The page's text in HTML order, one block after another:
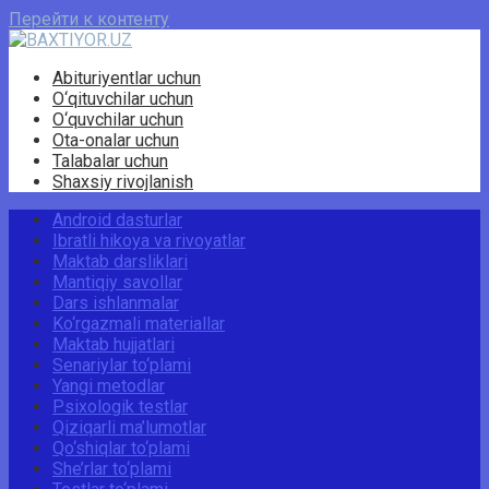
Перейти к контенту
Abituriyentlar uchun
O‘qituvchilar uchun
O‘quvchilar uchun
Ota-onalar uchun
Talabalar uchun
Shaxsiy rivojlanish
Android dasturlar
Ibratli hikoya va rivoyatlar
Maktab darsliklari
Mantiqiy savollar
Dars ishlanmalar
Ko‘rgazmali materiallar
Maktab hujjatlari
Senariylar to‘plami
Yangi metodlar
Psixologik testlar
Qiziqarli ma’lumotlar
Qo‘shiqlar to‘plami
She’rlar to‘plami